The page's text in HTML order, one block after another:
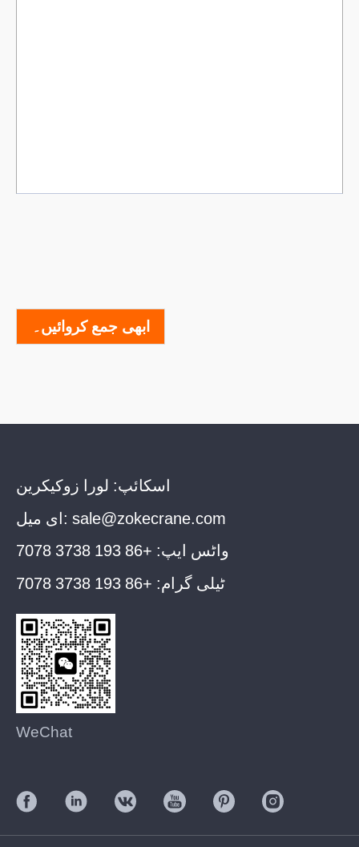
ابھی جمع کروائیں۔
اسکائپ: لورا زوکیکرین
ای میل: sale@zokecrane.com
واٹس ایپ: +86 193 3738 7078
ٹیلی گرام: +86 193 3738 7078
WeChat